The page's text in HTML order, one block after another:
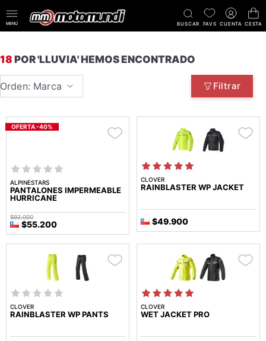
MENÚ BUSCAR FAVS CUENTA CESTA
18 POR 'LLUVIA' HEMOS ENCONTRADO
Orden: Marca Filtrar
OFERTA -40%
ALPINESTARS
PANTALONES IMPERMEABLE
HURRICANE
$55.200
$92.000
CLOVER
RAINBLASTER WP JACKET
$49.900
CLOVER
RAINBLASTER WP PANTS
CLOVER
WET JACKET PRO